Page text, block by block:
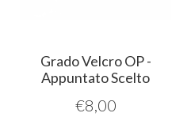
Grado Velcro OP -
Appuntato Scelto
€8,00